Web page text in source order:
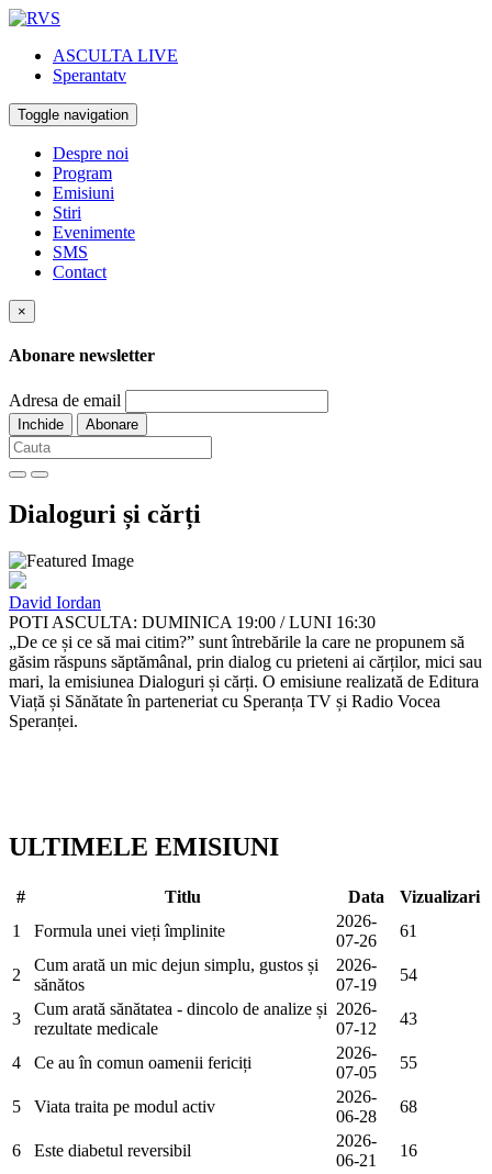
ASCULTA LIVE
Sperantatv
Toggle navigation
Despre noi
Program
Emisiuni
Stiri
Evenimente
SMS
Contact
×
Abonare newsletter
Adresa de email
Inchide
Dialoguri și cărți
David Iordan
POTI ASCULTA: DUMINICA 19:00 / LUNI 16:30
„De ce și ce să mai citim?” sunt întrebările la care ne propunem să
găsim răspuns săptămânal, prin dialog cu prieteni ai cărților, mici sau
mari, la emisiunea Dialoguri și cărți. O emisiune realizată de Editura
Viață și Sănătate în parteneriat cu Speranța TV și Radio Vocea
Speranței.
ULTIMELE EMISIUNI
# Titlu Data
Vizualizari
1
Formula unei vieți împlinite
2026-
07-26
61
2
Cum arată un mic dejun simplu, gustos și
sănătos
2026-
07-19
54
3
Cum arată sănătatea - dincolo de analize și
rezultate medicale
2026-
07-12
43
4 Ce au în comun oamenii fericiți
2026-
07-05
55
5 Viata traita pe modul activ
2026-
06-28
68
6 Este diabetul reversibil
2026-
06-21
16